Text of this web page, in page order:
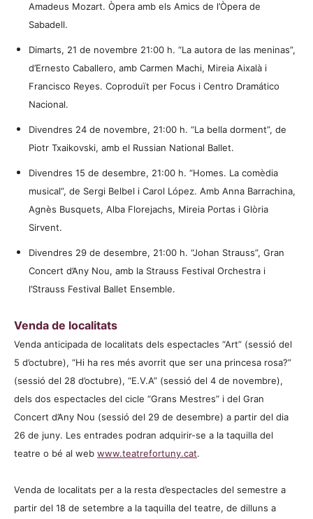
Amadeus Mozart. Òpera amb els Amics de l’Òpera de
Sabadell.
Dimarts, 21 de novembre 21:00 h. “La autora de las meninas”,
d’Ernesto Caballero, amb Carmen Machi, Mireia Aixalà i
Francisco Reyes. Coproduït per Focus i Centro Dramático
Nacional.
Divendres 24 de novembre, 21:00 h. “La bella dorment”, de
Piotr Txaikovski, amb el Russian National Ballet.
Divendres 15 de desembre, 21:00 h. “Homes. La comèdia
musical”, de Sergi Belbel i Carol López. Amb Anna Barrachina,
Agnès Busquets, Alba Florejachs, Mireia Portas i Glòria
Sirvent.
Divendres 29 de desembre, 21:00 h. “Johan Strauss”, Gran
Concert d’Any Nou, amb la Strauss Festival Orchestra i
l’Strauss Festival Ballet Ensemble.
Venda de localitats
Venda anticipada de localitats dels espectacles “Art” (sessió del
5 d’octubre), “Hi ha res més avorrit que ser una princesa rosa?”
(sessió del 28 d’octubre), “E.V.A” (sessió del 4 de novembre),
dels dos espectacles del cicle “Grans Mestres” i del Gran
Concert d’Any Nou (sessió del 29 de desembre) a partir del dia
26 de juny. Les entrades podran adquirir-se a la taquilla del
teatre o bé al web www.teatrefortuny.cat.
Venda de localitats per a la resta d’espectacles del semestre a
partir del 18 de setembre a la taquilla del teatre, de dilluns a